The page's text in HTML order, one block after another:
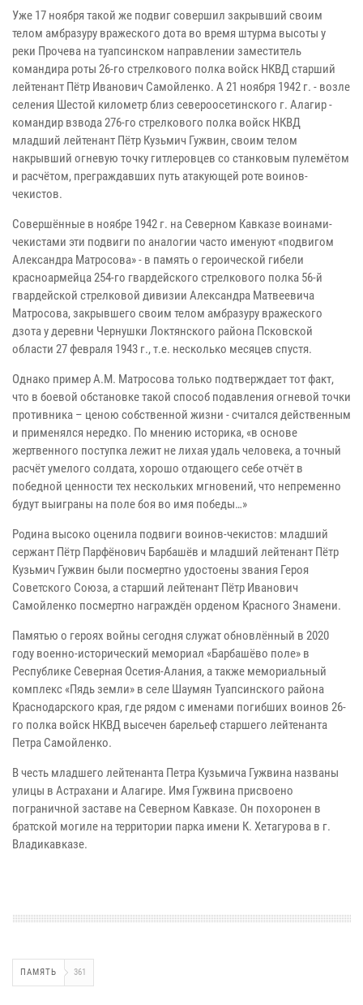
Уже 17 ноября такой же подвиг совершил закрывший своим
телом амбразуру вражеского дота во время штурма высоты у
реки Прочева на туапсинском направлении заместитель
командира роты 26-го стрелкового полка войск НКВД старший
лейтенант Пётр Иванович Самойленко. А 21 ноября 1942 г. - возле
селения Шестой километр близ североосетинского г. Алагир -
командир взвода 276-го стрелкового полка войск НКВД
младший лейтенант Пётр Кузьмич Гужвин, своим телом
накрывший огневую точку гитлеровцев со станковым пулемётом
и расчётом, преграждавших путь атакующей роте воинов-
чекистов.
Совершённые в ноябре 1942 г. на Северном Кавказе воинами-
чекистами эти подвиги по аналогии часто именуют «подвигом
Александра Матросова» - в память о героической гибели
красноармейца 254-го гвардейского стрелкового полка 56-й
гвардейской стрелковой дивизии Александра Матвеевича
Матросова, закрывшего своим телом амбразуру вражеского
дзота у деревни Чернушки Локтянского района Псковской
области 27 февраля 1943 г., т.е. несколько месяцев спустя.
Однако пример А.М. Матросова только подтверждает тот факт,
что в боевой обстановке такой способ подавления огневой точки
противника – ценою собственной жизни - считался действенным
и применялся нередко. По мнению историка, «в основе
жертвенного поступка лежит не лихая удаль человека, а точный
расчёт умелого солдата, хорошо отдающего себе отчёт в
победной ценности тех нескольких мгновений, что непременно
будут выиграны на поле боя во имя победы…»
Родина высоко оценила подвиги воинов-чекистов: младший
сержант Пётр Парфёнович Барбашёв и младший лейтенант Пётр
Кузьмич Гужвин были посмертно удостоены звания Героя
Советского Союза, а старший лейтенант Пётр Иванович
Самойленко посмертно награждён орденом Красного Знамени.
Памятью о героях войны сегодня служат обновлённый в 2020
году военно-исторический мемориал «Барбашёво поле» в
Республике Северная Осетия-Алания, а также мемориальный
комплекс «Пядь земли» в селе Шаумян Туапсинского района
Краснодарского края, где рядом с именами погибших воинов 26-
го полка войск НКВД высечен барельеф старшего лейтенанта
Петра Самойленко.
В честь младшего лейтенанта Петра Кузьмича Гужвина названы
улицы в Астрахани и Алагире. Имя Гужвина присвоено
пограничной заставе на Северном Кавказе. Он похоронен в
братской могиле на территории парка имени К. Хетагурова в г.
Владикавказе.
ПАМЯТЬ 361